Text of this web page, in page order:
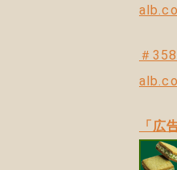
＃
「広